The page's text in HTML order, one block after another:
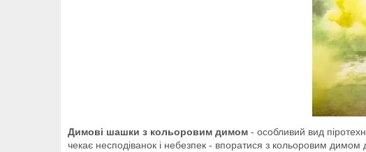
Димові шашки з кольоровим димом - особливий вид
чекає несподіванок і небезпек - впоратися з кольоровим